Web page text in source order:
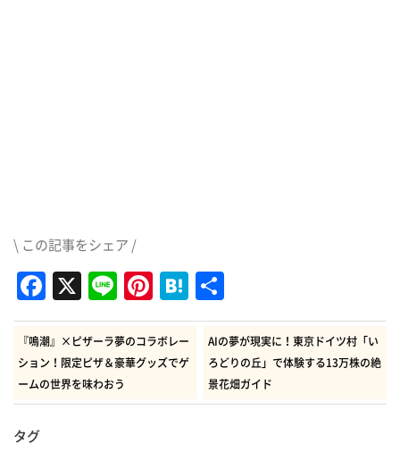
\ この記事をシェア /
Facebook
X LinePinterest
Hatena
有
『鳴潮』×ピザーラ夢のコラボレー
ション！限定ピザ＆豪華グッズでゲ
ームの世界を味わおう
AIの夢が現実に！東京ドイツ村「い
ろどりの丘」で体験する13万株の絶
景花畑ガイド
タグ